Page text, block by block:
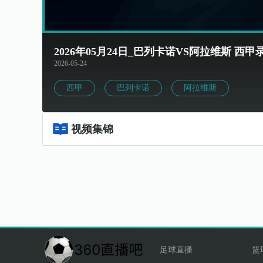
2026年05月24日_巴列卡诺VS阿拉维斯 西甲
2026-05-24
西甲 巴列卡诺 阿拉维斯
视频集锦
足球直播 篮